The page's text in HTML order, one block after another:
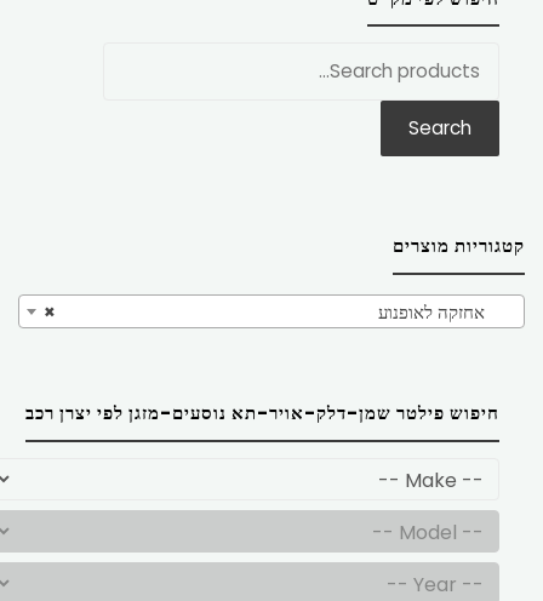
Search
קטגוריות מוצרים
× אחזקה לאופנוע
חיפוש פילטר שמן-דלק-אויר-תא נוסעים-מזגן לפי יצרן רכב